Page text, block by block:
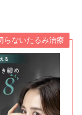
らないたるみ治療